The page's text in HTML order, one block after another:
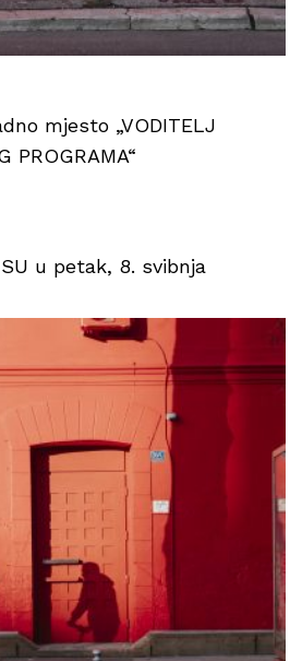
mjesto „VODITELJ
PROGRAMA“
u petak, 8. svibnja